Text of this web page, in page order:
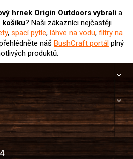
hrnek Origin Outdoorsvybrali a
? Naši zákazníci nejčastěji
, spací pytle, láhve na vodu, filtry na
náš BushCraft portál plný
produktů.